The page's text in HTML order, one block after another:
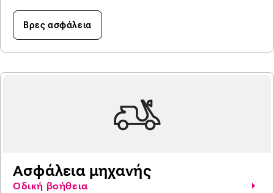
Βρες ασφάλεια
Ασφάλεια μηχανής
Οδική βοήθεια